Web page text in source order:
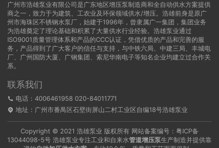
广州市浩雄泵业有限公司是广东地区增压泵制造商和全自动供水方案提供
商之一，致力于为建筑、工农业及环保领域供水/增压。浩雄前身是原广
州市海珠区不锈钢水泵厂，始建于1996年，曾隶属广一集团，集团业务
为浩雄奠定了理论基础和积累了大量供水行业经验。浩雄泵业通过
ISO9001质量管理体系和产品的CCC认证，凭借优质的产品和完善的服
务，产品得到了广大客户的信任与支持，与中铁六局、中建三局、丰城电
厂、广州国防大厦、广钢集团、索尼华南电子等知名企业均建立过合作关
系。
联系我们
电话：4006461958 020-84011771
地址：广州市番禺区石壁街屏山二村工业区自编18号浩雄泵业
Copyright © 2021 浩雄泵业 版权所有 网站备案编号： 粤ICP备
13044098-5号 浩雄泵业专注工业和自来水管道增压泵生产制造并提供靠